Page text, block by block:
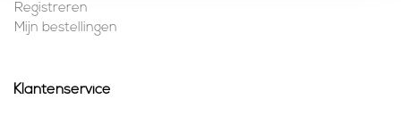
Registreren
Mijn bestellingen
Klantenservice